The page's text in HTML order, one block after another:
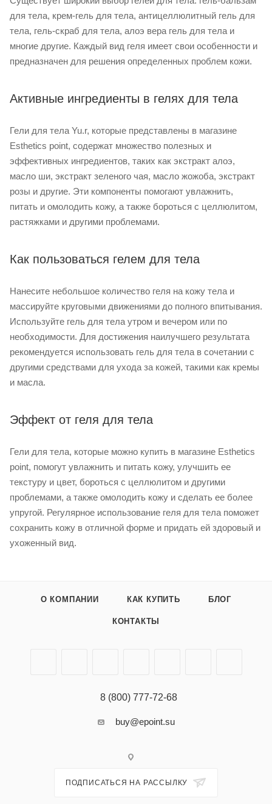
для тела, крем-гель для тела, антицеллюлитный гель для
тела, гель-скраб для тела, алоэ вера гель для тела и
многие другие. Каждый вид геля имеет свои особенности и
предназначен для решения определенных проблем кожи.
Активные ингредиенты в гелях для тела
Гели для тела Yu.r, которые представлены в магазине
Esthetics point, содержат множество полезных и
эффективных ингредиентов, таких как экстракт алоэ,
масло ши, экстракт зеленого чая, масло жожоба, экстракт
розы и другие. Эти компоненты помогают увлажнить,
питать и омолодить кожу, а также бороться с целлюлитом,
растяжками и другими проблемами.
Как пользоваться гелем для тела
Нанесите небольшое количество геля на кожу тела и
массируйте круговыми движениями до полного впитывания.
Используйте гель для тела утром и вечером или по
необходимости. Для достижения наилучшего результата
рекомендуется использовать гель для тела в сочетании с
другими средствами для ухода за кожей, такими как кремы
и масла.
Эффект от геля для тела
Гели для тела, которые можно купить в магазине Esthetics
point, помогут увлажнить и питать кожу, улучшить ее
текстуру и цвет, бороться с целлюлитом и другими
проблемами, а также омолодить кожу и сделать ее более
упругой. Регулярное использование геля для тела поможет
сохранить кожу в отличной форме и придать ей здоровый и
ухоженный вид.
О КОМПАНИИ КАК КУПИТЬ БЛОГ
КОНТАКТЫ
8 (800) 777-72-68
buy@epoint.su
ПОДПИСАТЬСЯ НА РАССЫЛКУ